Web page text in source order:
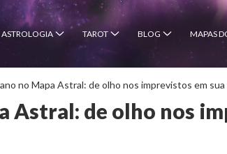
ASTROLOGIA TAROT BLOG MAPAS
no Mapa Astral: de olho nos imprevistos em sua
Astral: de olho nos